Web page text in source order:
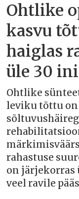
Ohtlike
kasvu
haiglas
üle 30
Ohtlike
leviku tõttu
rahastuse
on järjekorras
veel ravile